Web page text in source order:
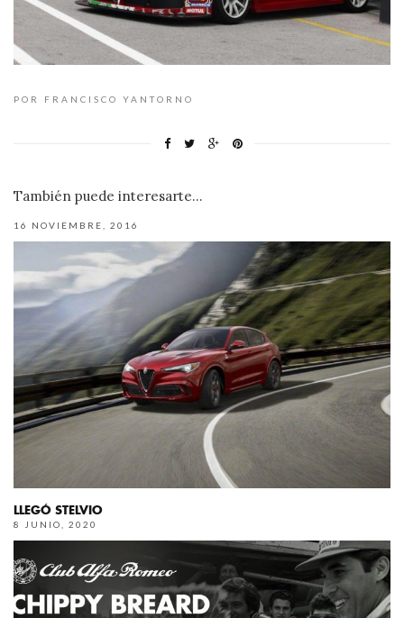
POR FRANCISCO YANTORNO
También puede interesarte...
16 NOVIEMBRE, 2016
LLEGÓ STELVIO
8 JUNIO, 2020